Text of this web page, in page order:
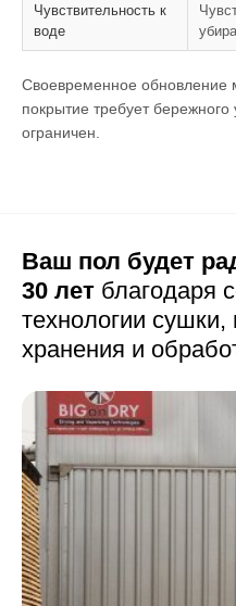
Чувствительность к
воде
Своевременное обновление
покрытие требует
ограничен.
Ваш пол будет
30 лет благодаря
технологии сушки,
хранения и